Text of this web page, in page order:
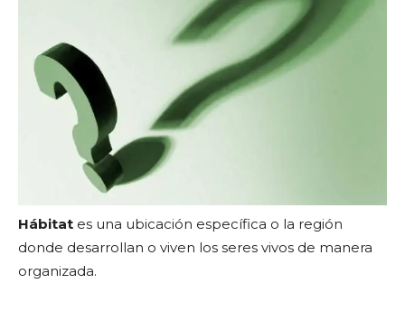
Hábitat es una ubicación específica o la región
donde desarrollan o viven los seres vivos de manera
organizada.